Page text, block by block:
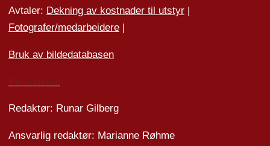
Avtaler: Dekning av kostnader til utstyr|
Fotografer/medarbeidere|
Bruk av bildedatabasen
Redaktør: Runar Gilberg
Ansvarlig redaktør: Marianne Røhme